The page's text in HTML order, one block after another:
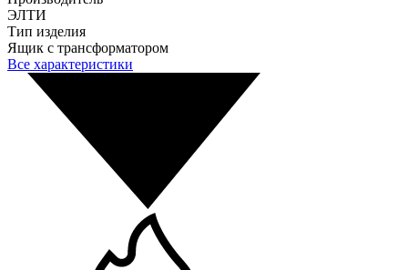
ЭЛТИ
Тип изделия
Ящик с трансформатором
Все характеристики